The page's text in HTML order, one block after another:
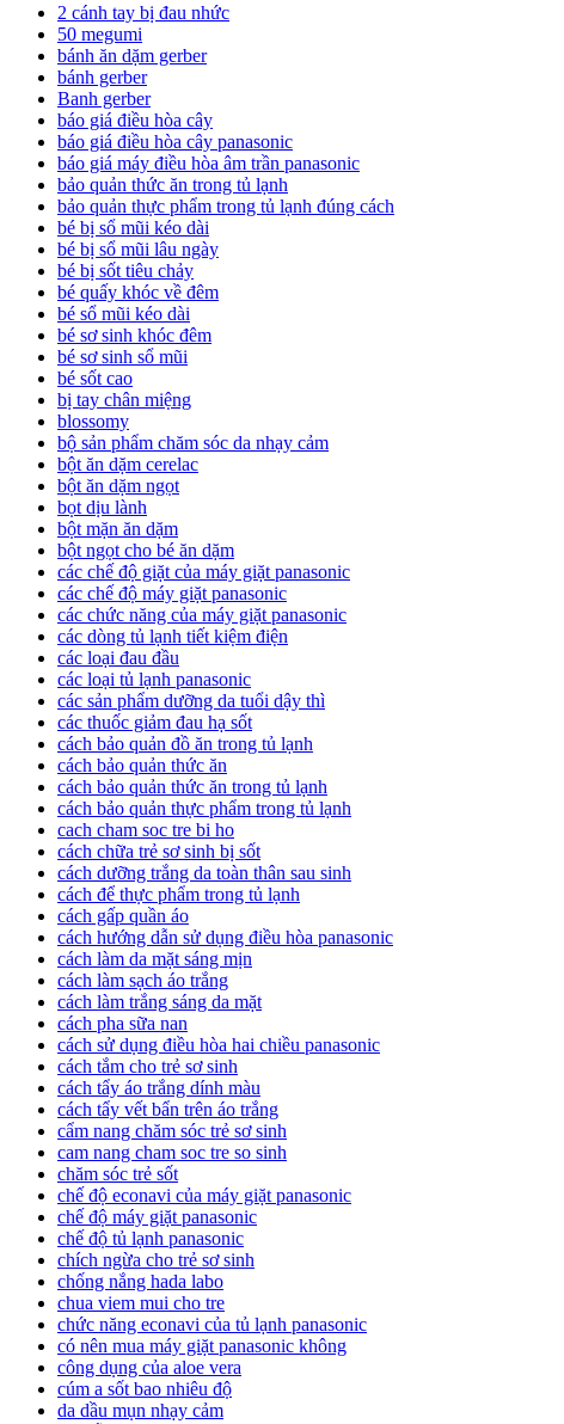
2 cánh tay bị đau nhức
50 megumi
bánh ăn dặm gerber
bánh gerber
Banh gerber
báo giá điều hòa cây
báo giá điều hòa cây panasonic
báo giá máy điều hòa âm trần panasonic
bảo quản thức ăn trong tủ lạnh
bảo quản thực phẩm trong tủ lạnh đúng cách
bé bị sổ mũi kéo dài
bé bị sổ mũi lâu ngày
bé bị sốt tiêu chảy
bé quấy khóc về đêm
bé sổ mũi kéo dài
bé sơ sinh khóc đêm
bé sơ sinh sổ mũi
bé sốt cao
bị tay chân miệng
blossomy
bộ sản phẩm chăm sóc da nhạy cảm
bột ăn dặm cerelac
bột ăn dặm ngọt
bọt dịu lành
bột mặn ăn dặm
bột ngọt cho bé ăn dặm
các chế độ giặt của máy giặt panasonic
các chế độ máy giặt panasonic
các chức năng của máy giặt panasonic
các dòng tủ lạnh tiết kiệm điện
các loại đau đầu
các loại tủ lạnh panasonic
các sản phẩm dưỡng da tuổi dậy thì
các thuốc giảm đau hạ sốt
cách bảo quản đồ ăn trong tủ lạnh
cách bảo quản thức ăn
cách bảo quản thức ăn trong tủ lạnh
cách bảo quản thực phẩm trong tủ lạnh
cach cham soc tre bi ho
cách chữa trẻ sơ sinh bị sốt
cách dưỡng trắng da toàn thân sau sinh
cách để thực phẩm trong tủ lạnh
cách gấp quần áo
cách hướng dẫn sử dụng điều hòa panasonic
cách làm da mặt sáng mịn
cách làm sạch áo trắng
cách làm trắng sáng da mặt
cách pha sữa nan
cách sử dụng điều hòa hai chiều panasonic
cách tắm cho trẻ sơ sinh
cách tẩy áo trắng dính màu
cách tẩy vết bẩn trên áo trắng
cẩm nang chăm sóc trẻ sơ sinh
cam nang cham soc tre so sinh
chăm sóc trẻ sốt
chế độ econavi của máy giặt panasonic
chế độ máy giặt panasonic
chế độ tủ lạnh panasonic
chích ngừa cho trẻ sơ sinh
chống nắng hada labo
chua viem mui cho tre
chức năng econavi của tủ lạnh panasonic
có nên mua máy giặt panasonic không
công dụng của aloe vera
cúm a sốt bao nhiêu độ
da dầu mụn nhạy cảm